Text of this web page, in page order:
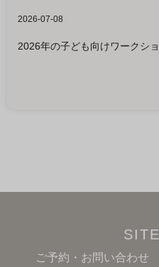
2026-07-08
2026年の子ども向けワークシ
ご予約・お問い合わせ